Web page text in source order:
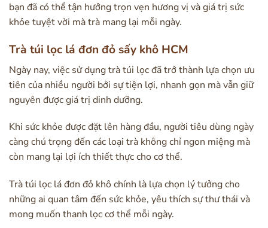
bạn đã có thể tận hưởng trọn vẹn hương vị và giá trị sức
khỏe tuyệt vời mà trà mang lại mỗi ngày.
Trà túi lọc lá đơn đỏ sấy khô HCM
Ngày nay, việc sử dụng trà túi lọc đã trở thành lựa chọn ưu
tiên của nhiều người bởi sự tiện lợi, nhanh gọn mà vẫn giữ
nguyên được giá trị dinh dưỡng.
Khi sức khỏe được đặt lên hàng đầu, người tiêu dùng ngày
càng chú trọng đến các loại trà không chỉ ngon miệng mà
còn mang lại lợi ích thiết thực cho cơ thể.
Trà túi lọc lá đơn đỏ khô chính là lựa chọn lý tưởng cho
những ai quan tâm đến sức khỏe, yêu thích sự thư thái và
mong muốn thanh lọc cơ thể mỗi ngày.